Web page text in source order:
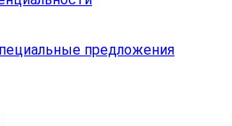
предложения